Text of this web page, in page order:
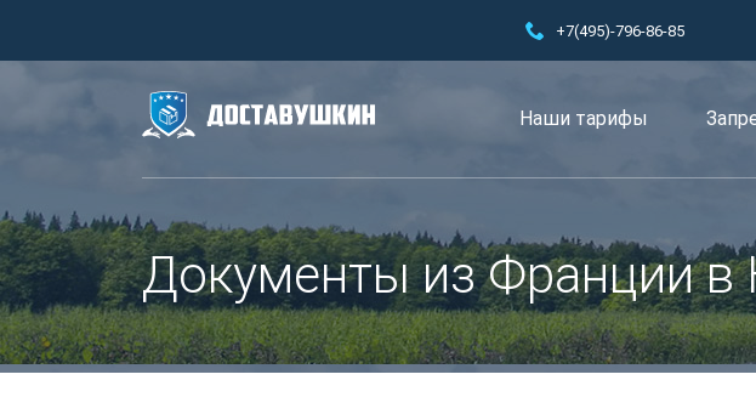
+7(495)-796-86-85
Наши тарифы
Документы из Франции в